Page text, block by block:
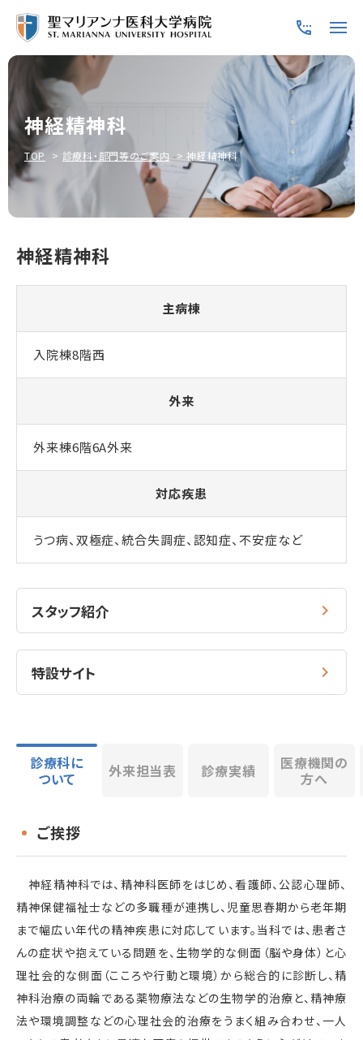
神経精神科
TOP 診療科・部門等のご案内 神経精神科
神経精神科
主病棟
入院棟8階西
外来
外来棟6階6A外来
対応疾患
うつ病、双極症、統合失調症、認知症、不安症など
スタッフ紹介
特設サイト
診療科に
ついて
外来担当表 診療実績
医療機関の
方へ
ご挨拶
神経精神科では、精神科医師をはじめ、看護師、公認心理師、
精神保健福祉士などの多職種が連携し、児童思春期から老年期
まで幅広い年代の精神疾患に対応しています。当科では、患者さ
んの症状や抱えている問題を、生物学的な側面（脳や身体）と心
理社会的な側面（こころや行動と環境）から総合的に診断し、精
神科治療の両輪である薬物療法などの生物学的治療と、精神療
法や環境調整などの心理社会的治療をうまく組み合わせ、一人